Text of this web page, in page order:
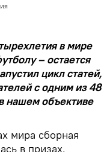
в мире
– остается
цикл статей,
с одним из 48
нашем объективе
мира сборная
в призах,